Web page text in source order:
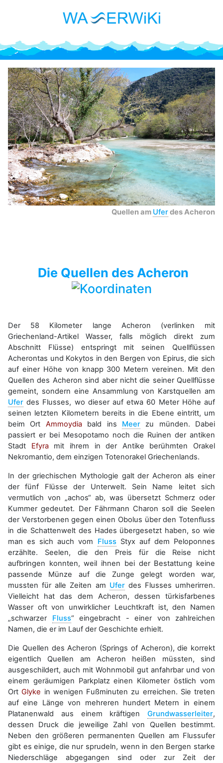
Quellen am Uferdes Acheron
Die Quellen des Acheron
Der 58 Kilometer lange Acheron (verlinken mit
Griechenland-Artikel Wasser, falls möglich direkt zum
Abschnitt Flüsse) entspringt mit seinen Quellflüssen
Acherontas und Kokytos in den Bergen von Epirus, die sich
auf einer Höhe von knapp 300 Metern vereinen. Mit den
Quellen des Acheron sind aber nicht die seiner Quellflüsse
gemeint, sondern eine Ansammlung von Karstquellen am
Ufer des Flusses, wo dieser auf etwa 60 Meter Höhe auf
seinen letzten Kilometern bereits in die Ebene eintritt, um
beim Ort Ammoydiabald ins Meerzu münden. Dabei
passiert er bei Mesopotamo noch die Ruinen der antiken
Stadt Efyramit ihrem in der Antike berühmten Orakel
Nekromantio, dem einzigen Totenorakel Griechenlands.
In der griechischen Mythologie galt der Acheron als einer
der fünf Flüsse der Unterwelt. Sein Name leitet sich
vermutlich von „achos“ ab, was übersetzt Schmerz oder
Kummer gedeutet. Der Fährmann Charon soll die Seelen
der Verstorbenen gegen einen Obolus über den Totenfluss
in die Schattenwelt des Hades übergesetzt haben, so wie
man es sich auch vom FlussStyx auf dem Peloponnes
erzählte. Seelen, die den Preis für die Reise nicht
aufbringen konnten, weil ihnen bei der Bestattung keine
passende Münze auf die Zunge gelegt worden war,
mussten für alle Zeiten am Uferdes Flusses umherirren.
Vielleicht hat das dem Acheron, dessen türkisfarbenes
Wasser oft von unwirklicher Leuchtkraft ist, den Namen
„schwarzer Fluss“ eingebracht - einer von zahlreichen
Namen, die er im Lauf der Geschichte erhielt.
Die Quellen des Acheron (Springs of Acheron), die korrekt
eigentlich Quellen am Acheron heißen müssten, sind
ausgeschildert, auch mit Wohnmobil gut anfahrbar und von
einem geräumigen Parkplatz einen Kilometer östlich vom
OrtGlyke in wenigen Fußminuten zu erreichen. Sie treten
auf eine Länge von mehreren hundert Metern in einem
Platanenwald aus einem kräftigen Grundwasserleiter,
dessen Druck die jeweilige Zahl von Quellen bestimmt.
Neben den größeren permanenten Quellen am Flussufer
gibt es einige, die nur sprudeln, wenn in den Bergen starke
Niederschläge abgegangen sind oder zur Zeit der